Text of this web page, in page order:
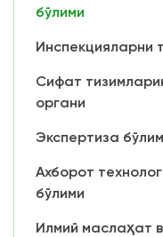
бўлими
Инспекцияларни
Сифат
органи
Экспертиза
Ахборот
бўлими
Илмий маслаҳат